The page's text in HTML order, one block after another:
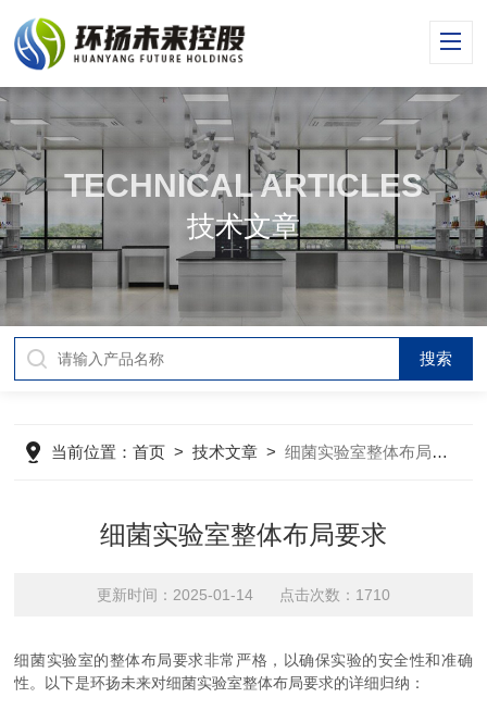
TECHNICAL ARTICLES
技术文章
当前位置：首页 >技术文章 >细菌实验室整体布局要求
细菌实验室整体布局要求
更新时间：2025-01-14 点击次数：1710
细菌实验室的整体布局要求非常严格，以确保实验的安全性和准确
性。以下是环扬未来对细菌实验室整体布局要求的详细归纳：